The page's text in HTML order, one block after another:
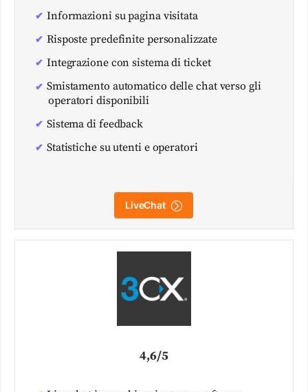
Informazioni su pagina visitata
Risposte predefinite personalizzate
Integrazione con sistema di ticket
Smistamento automatico delle chat verso gli
operatori disponibili
Sistema di feedback
Statistiche su utenti e operatori
LiveChat
4,6/5